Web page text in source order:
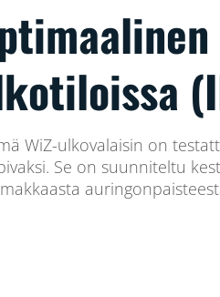
WiZ-ulkovalaisin on
Se on suunniteltu